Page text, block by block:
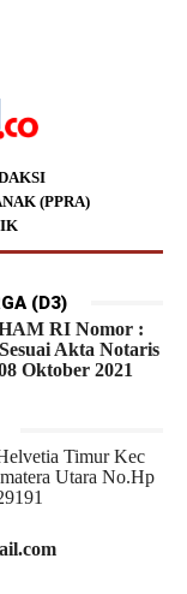
(PPRA)
(D3)
RI Nomor :
Akta Notaris
Oktober 2021
Timur Kec
Utara No.Hp